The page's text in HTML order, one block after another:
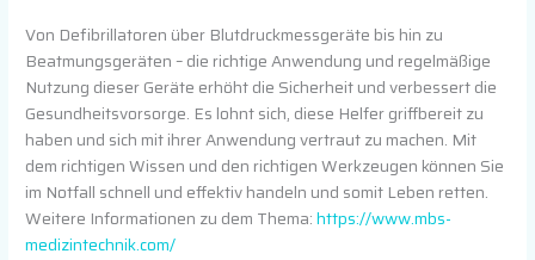
Von Defibrillatoren über Blutdruckmessgeräte bis hin zu
Beatmungsgeräten – die richtige Anwendung und regelmäßige
Nutzung dieser Geräte erhöht die Sicherheit und verbessert die
Gesundheitsvorsorge. Es lohnt sich, diese Helfer griffbereit zu
haben und sich mit ihrer Anwendung vertraut zu machen. Mit
dem richtigen Wissen und den richtigen Werkzeugen können Sie
im Notfall schnell und effektiv handeln und somit Leben retten.
Weitere Informationen zu dem Thema:https://www.mbs-
medizintechnik.com/